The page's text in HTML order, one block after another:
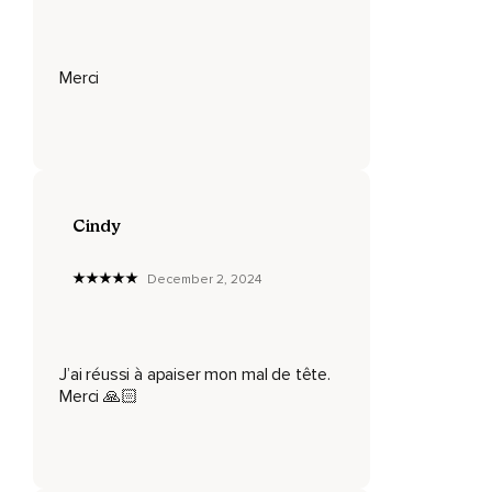
Cela peut être une sensation de froid extrême,
Une sensation de picotement.
Laissez votre conscience observer,
Et gentiment laissez ces sensations virent sans les refuser.
Merci
Cindy
December 2, 2024
J’ai réussi à apaiser mon mal de tête.
Merci 🙏🏻